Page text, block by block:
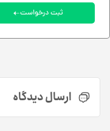
ثبت درخواست
ارسال دیدگاه